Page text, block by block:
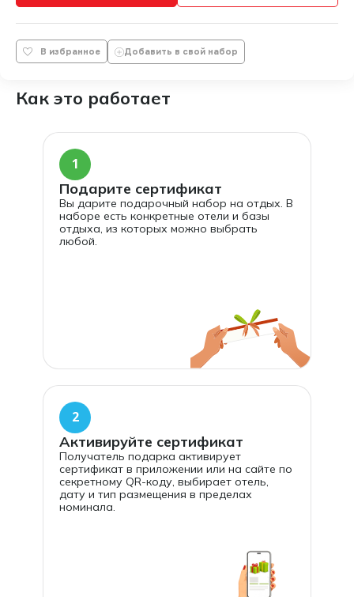
В избранное Добавить в свой набор
Как это работает
1
Подарите сертификат
Вы дарите подарочный набор на отдых. В
наборе есть конкретные отели и базы
отдыха, из которых можно выбрать
любой.
2
Активируйте сертификат
Получатель подарка активирует
сертификат в приложении или на сайте по
секретному QR-коду, выбирает отель,
дату и тип размещения в пределах
номинала.